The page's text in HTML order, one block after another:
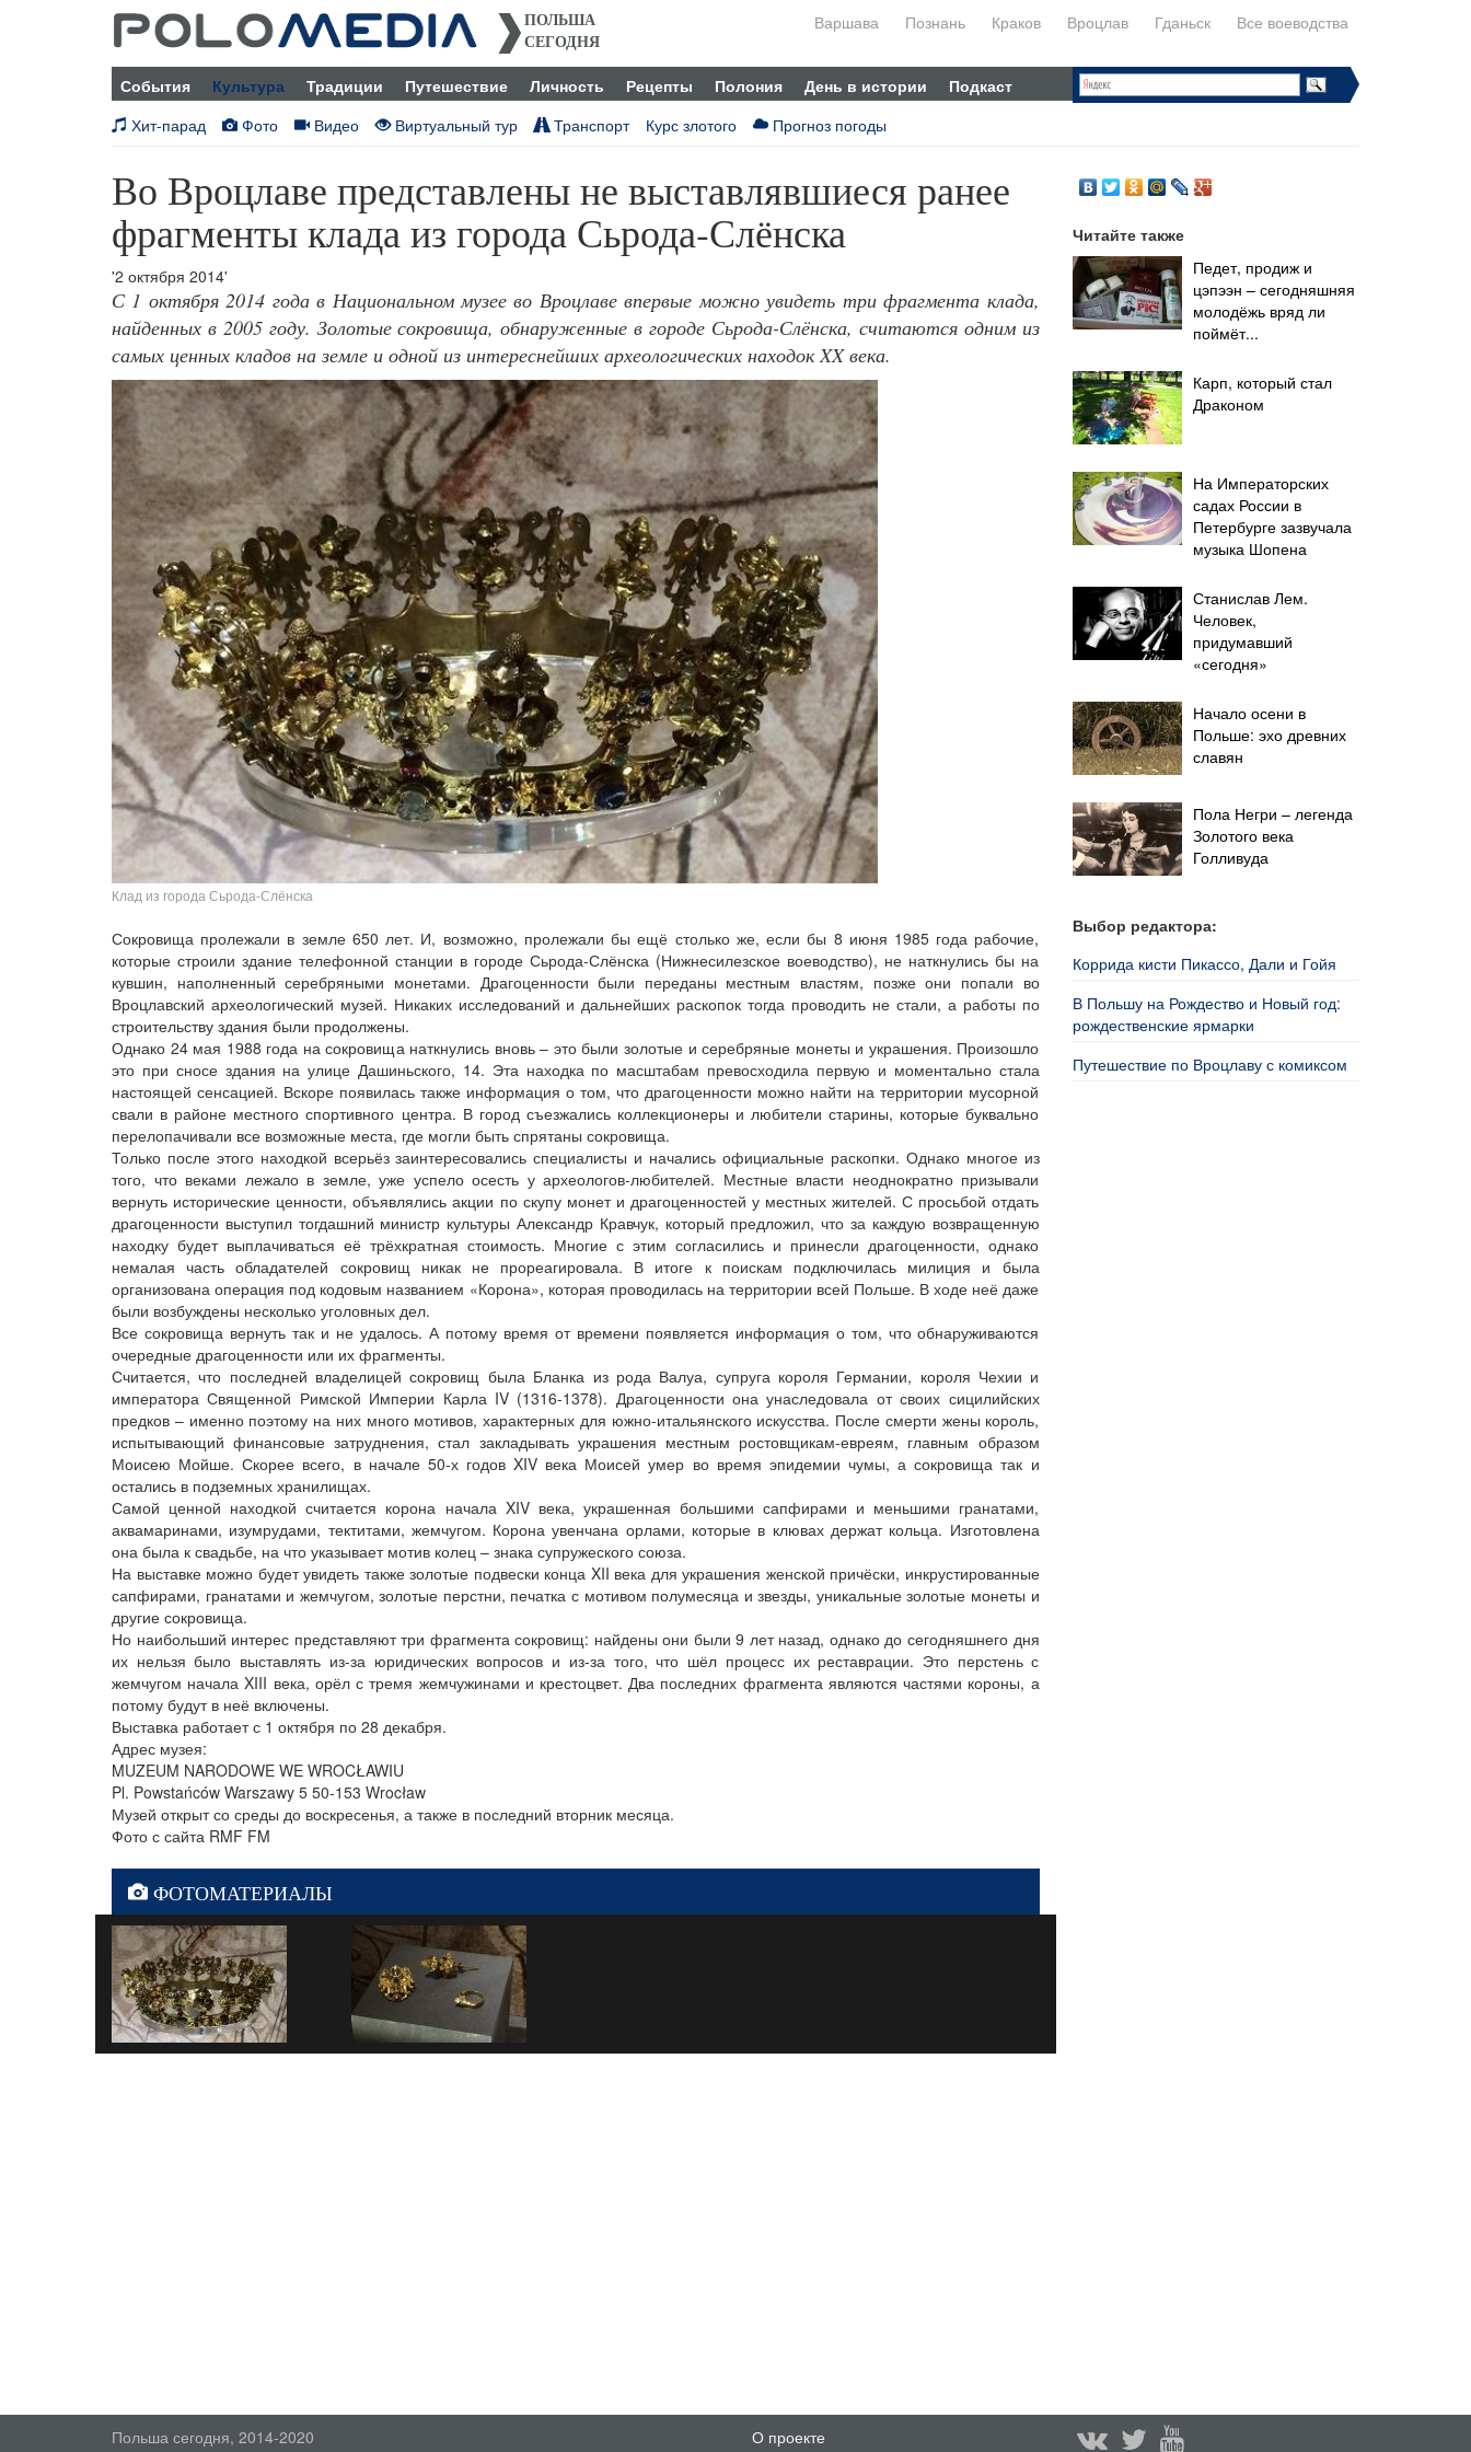
ПОЛЬША
СЕГОДНЯ
Варшава Познань Краков Вроцлав Гданьск Все воеводства
События Культура Традиции Путешествие Личность Рецепты Полония День в истории
Подкаст
Хит-парад
Фото Видео Виртуальный тур Транспорт Курс злотого Прогноз погоды
Во Вроцлаве представлены не выставлявшиеся ранее
фрагменты клада из города Сьрода-Слёнска
'2 октября 2014'
С 1 октября 2014 года в Национальном музее во Вроцлаве впервые можно увидеть три фрагмента клада,
найденных в 2005 году. Золотые сокровища, обнаруженные в городе Сьрода-Слёнска, считаются одним из
самых ценных кладов на земле и одной из интереснейших археологических находок XX века.
Клад из города Сьрода-Слёнска
Сокровища пролежали в земле 650 лет. И, возможно, пролежали бы ещё столько же, если бы 8 июня 1985 года рабочие,
которые строили здание телефонной станции в городе Сьрода-Слёнска (Нижнесилезское воеводство), не наткнулись бы на
кувшин, наполненный серебряными монетами. Драгоценности были переданы местным властям, позже они попали во
Вроцлавский археологический музей. Никаких исследований и дальнейших раскопок тогда проводить не стали, а работы по
строительству здания были продолжены.
Однако 24 мая 1988 года на сокровища наткнулись вновь – это были золотые и серебряные монеты и украшения. Произошло
это при сносе здания на улице Дашиньского, 14. Эта находка по масштабам превосходила первую и моментально стала
настоящей сенсацией. Вскоре появилась также информация о том, что драгоценности можно найти на территории мусорной
свали в районе местного спортивного центра. В город съезжались коллекционеры и любители старины, которые буквально
перелопачивали все возможные места, где могли быть спрятаны сокровища.
Только после этого находкой всерьёз заинтересовались специалисты и начались официальные раскопки. Однако многое из
того, что веками лежало в земле, уже успело осесть у археологов-любителей. Местные власти неоднократно призывали
вернуть исторические ценности, объявлялись акции по скупу монет и драгоценностей у местных жителей. С просьбой отдать
драгоценности выступил тогдашний министр культуры Александр Кравчук, который предложил, что за каждую возвращенную
находку будет выплачиваться её трёхкратная стоимость. Многие с этим согласились и принесли драгоценности, однако
немалая часть обладателей сокровищ никак не прореагировала. В итоге к поискам подключилась милиция и была
организована операция под кодовым названием «Корона», которая проводилась на территории всей Польше. В ходе неё даже
были возбуждены несколько уголовных дел.
Все сокровища вернуть так и не удалось. А потому время от времени появляется информация о том, что обнаруживаются
очередные драгоценности или их фрагменты.
Считается, что последней владелицей сокровищ была Бланка из рода Валуа, супруга короля Германии, короля Чехии и
императора Священной Римской Империи Карла IV (1316-1378). Драгоценности она унаследовала от своих сицилийских
предков – именно поэтому на них много мотивов, характерных для южно-итальянского искусства. После смерти жены король,
испытывающий финансовые затруднения, стал закладывать украшения местным ростовщикам-евреям, главным образом
Моисею Мойше. Скорее всего, в начале 50-х годов XIV века Моисей умер во время эпидемии чумы, а сокровища так и
остались в подземных хранилищах.
Самой ценной находкой считается корона начала XIV века, украшенная большими сапфирами и меньшими гранатами,
аквамаринами, изумрудами, тектитами, жемчугом. Корона увенчана орлами, которые в клювах держат кольца. Изготовлена
она была к свадьбе, на что указывает мотив колец – знака супружеского союза.
На выставке можно будет увидеть также золотые подвески конца XII века для украшения женской причёски, инкрустированные
сапфирами, гранатами и жемчугом, золотые перстни, печатка с мотивом полумесяца и звезды, уникальные золотые монеты и
другие сокровища.
Но наибольший интерес представляют три фрагмента сокровищ: найдены они были 9 лет назад, однако до сегодняшнего дня
их нельзя было выставлять из-за юридических вопросов и из-за того, что шёл процесс их реставрации. Это перстень с
жемчугом начала XIII века, орёл с тремя жемчужинами и крестоцвет. Два последних фрагмента являются частями короны, а
потому будут в неё включены.
Выставка работает с 1 октября по 28 декабря.
Адрес музея:
MUZEUM NARODOWE WE WROCŁAWIU
Pl. Powstańców Warszawy 5 50-153 Wrocław
Музей открыт со среды до воскресенья, а также в последний вторник месяца.
Фото с сайта RMF FM
ФОТОМАТЕРИАЛЫ
Читайте также
Педет, продиж и
цэпээн – сегодняшняя
молодёжь вряд ли
поймёт...
Карп, который стал
Драконом
На Императорских
садах России в
Петербурге зазвучала
музыка Шопена
Станислав Лем.
Человек,
придумавший
«сегодня»
Начало осени в
Польше: эхо древних
славян
Пола Негри – легенда
Золотого века
Голливуда
Выбор редактора:
Коррида кисти Пикассо, Дали и Гойя
В Польшу на Рождество и Новый год:
рождественские ярмарки
Путешествие по Вроцлаву с комиксом
Польша сегодня, 2014-2020
О проекте